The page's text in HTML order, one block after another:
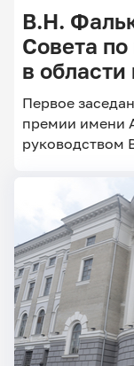
В.Н.
Совета
в
Первое
премии имени
руководством